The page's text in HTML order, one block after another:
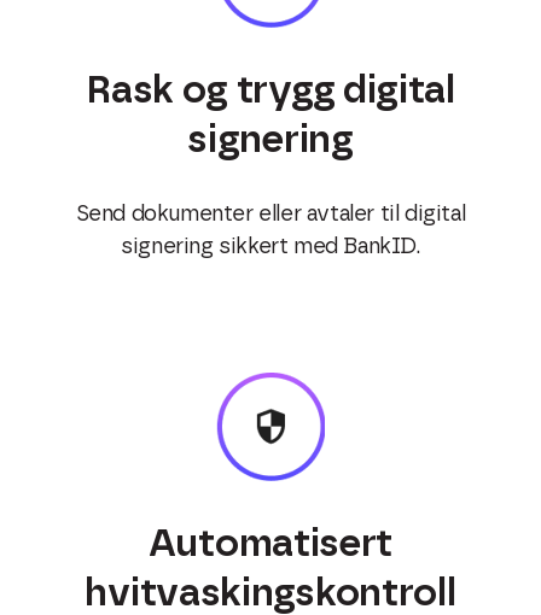
Rask og trygg digital
signering
Send dokumenter eller avtaler til digital
signering sikkert med BankID.
Automatisert
hvitvaskingskontroll